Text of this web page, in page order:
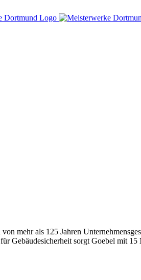
mehr als 125 Jahren
Gebäudesicherheit sorgt Goebel mit